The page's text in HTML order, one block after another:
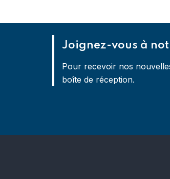
Joignez-vous à
Pour recevoir nos
boîte de réception.